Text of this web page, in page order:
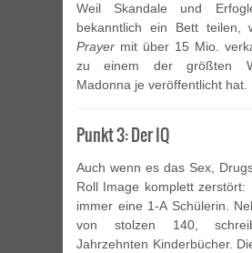
Weil Skandale und
bekanntlich ein Bett teilen,
Prayer mit über 15 Mio.
zu einem der größten
Madonna je veröffentlicht hat.
Punkt 3: Der IQ
Auch wenn es das Sex,
Roll Image komplett zerstört:
immer eine 1-A Schülerin.
von stolzen 140,
Jahrzehnten Kinderbücher.